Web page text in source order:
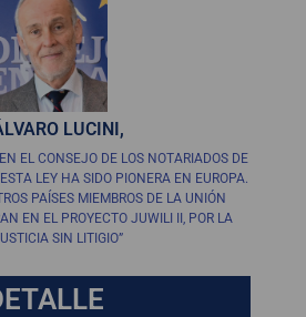
LUCINI,
EL CONSEJO DE LOS NOTARIADOS DE
LEY HA SIDO PIONERA EN EUROPA.
PAÍSES MIEMBROS DE LA UNIÓN
EN EL PROYECTO JUWILI II, POR LA
SIN LITIGIO”